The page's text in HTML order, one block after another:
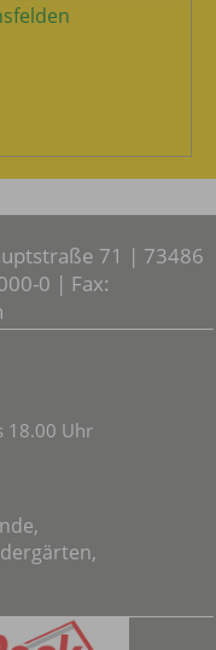
71 | 73486
0 | Fax:
18.00 Uhr
,
,